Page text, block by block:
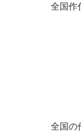
全国作
全国の